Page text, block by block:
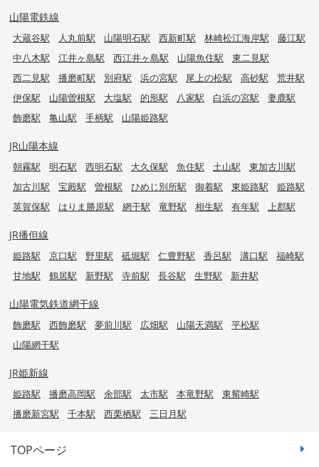
山陽電鉄線
大蔵谷駅 人丸前駅 山陽明石駅 西新町駅 林崎松江海岸駅
藤江駅
中八木駅
江井ヶ島駅 西江井ヶ島駅 山陽魚住駅
東二見駅
西二見駅
播磨町駅 別府駅 浜の宮駅 尾上の松駅 高砂駅
荒井駅
伊保駅
山陽曽根駅 大塩駅 的形駅 八家駅 白浜の宮駅
妻鹿駅
飾磨駅
亀山駅 手柄駅 山陽姫路駅
JR山陽本線
朝霧駅 明石駅 西明石駅 大久保駅 魚住駅 土山駅
東加古川駅
加古川駅
宝殿駅 曽根駅 ひめじ別所駅 御着駅 東姫路駅
姫路駅
英賀保駅
はりま勝原駅 網干駅 竜野駅 相生駅 有年駅 上郡駅
JR播但線
姫路駅 京口駅 野里駅 砥堀駅 仁豊野駅 香呂駅 溝口駅
福崎駅
甘地駅
鶴居駅 新野駅 寺前駅 長谷駅 生野駅 新井駅
山陽電気鉄道網干線
飾磨駅 西飾磨駅 夢前川駅 広畑駅 山陽天満駅
平松駅
山陽網干駅
JR姫新線
姫路駅 播磨高岡駅 余部駅 太市駅 本竜野駅
東觜崎駅
播磨新宮駅
千本駅 西栗栖駅 三日月駅
TOPページ